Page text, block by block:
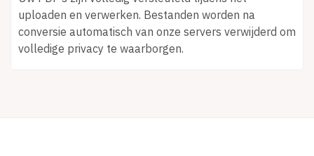
uploaden en verwerken. Bestanden worden na
conversie automatisch van onze servers verwijderd om
volledige privacy te waarborgen.